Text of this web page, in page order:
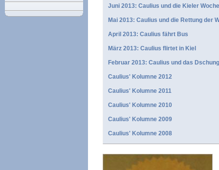
Juni 2013: Caulius und die Kieler
Mai 2013: Caulius und die Rettung der
April 2013: Caulius fährt Bus
März 2013: Caulius flirtet in Kiel
Februar 2013: Caulius und das
Caulius' Kolumne 2012
Caulius' Kolumne 2011
Caulius' Kolumne 2010
Caulius' Kolumne 2009
Caulius' Kolumne 2008